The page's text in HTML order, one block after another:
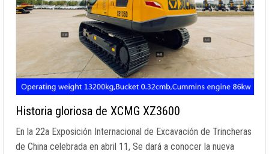
Historia gloriosa de XCMG XZ3600
En la 22a Exposición Internacional de Excavación de Trincheras
de China celebrada en abril 11, Se dará a conocer la nueva